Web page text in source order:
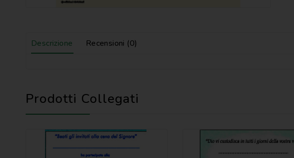
Descrizione Recensioni (0)
Prodotti Collegati